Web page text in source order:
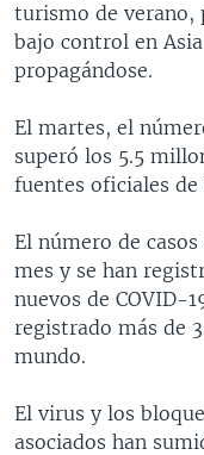
turismo de verano,
bajo control en
propagándose.
El martes, el
superó los 5.5
fuentes oficiales de
El número de
mes y se han
nuevos de COVID-
registrado más de
mundo.
El virus y los
asociados han